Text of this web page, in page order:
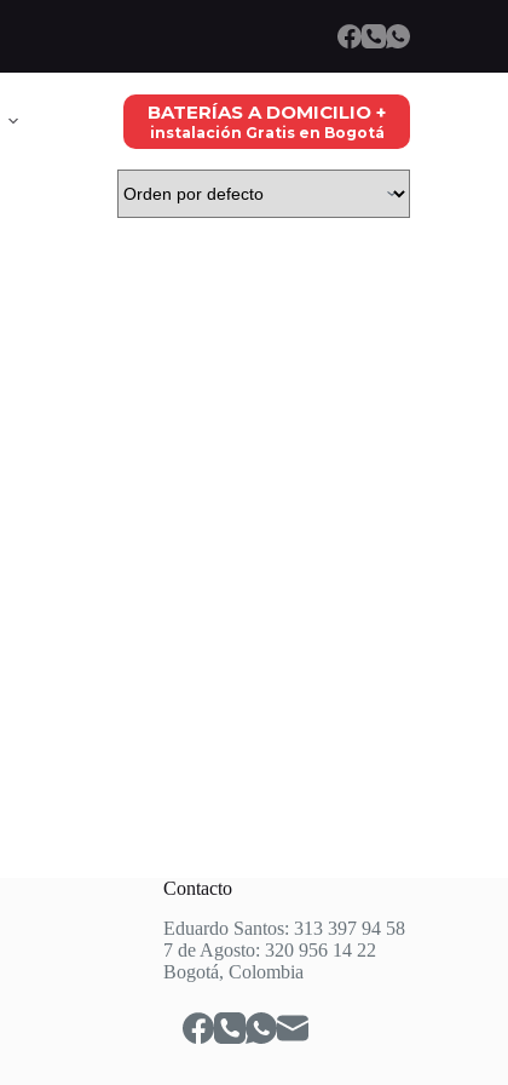
BATERÍAS A DOMICILIO +
instalación Gratis en Bogotá
Contacto
Eduardo Santos: 313 397 94 58
7 de Agosto: 320 956 14 22
Bogotá, Colombia